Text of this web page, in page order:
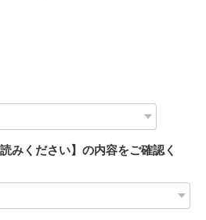
みください】の内容をご確認く